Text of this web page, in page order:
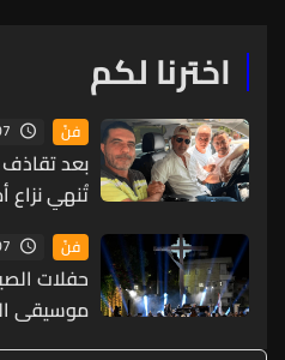
اخترنا لكم
فنّ
بعد
تُنهي نزاع
(صور)
فنّ
حفلات
موسيقى
ثلاثي